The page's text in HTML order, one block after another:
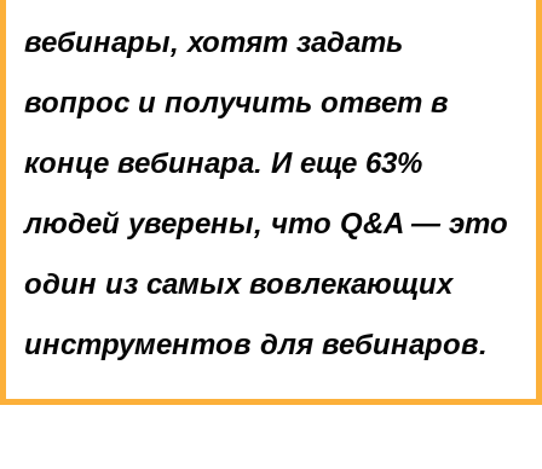
вебинары, хотят задать
вопрос и получить ответ в
конце вебинара. И еще 63%
людей уверены, что Q&A — это
один из самых вовлекающих
инструментов для вебинаров.